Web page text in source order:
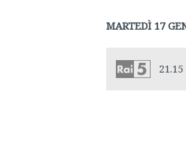
MARTEDÌ 17
21.15